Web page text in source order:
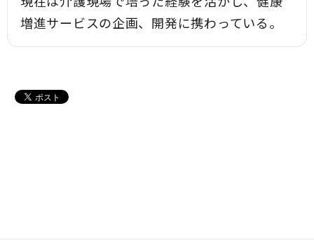
増進サービスの企画、開発に携わっている。